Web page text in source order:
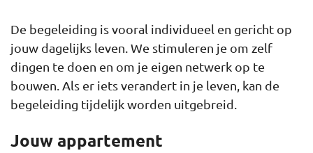
De begeleiding is vooral individueel en gericht op
jouw dagelijks leven. We stimuleren je om zelf
dingen te doen en om je eigen netwerk op te
bouwen. Als er iets verandert in je leven, kan de
begeleiding tijdelijk worden uitgebreid.
Jouw appartement